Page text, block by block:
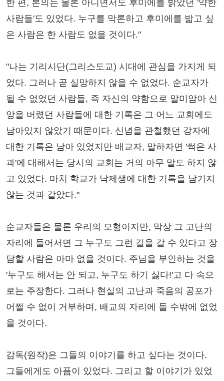
한 편, 본의는 물론 아니면서도 후미에를 밝았던 '약한
사람들'도 있었다. 누구를 막론하고 후미에를 밟고 싶
은 사람은 한 사람도 없을 것이다."
"나는 기리시단(그리스도교) 시대에 관심을 가지게 되
었다. 그러나 곧 실망하지 않을 수 없었다. 순교자가
될 수 없었던 사람들, 즉 자신의 약함으로 말미암아 신
앙을 버렸던 사람들에 대한 기록은 그 어느 교회에도
남아있지 않았기 때문이다. 신념을 관철했던 강자에
대한 기록은 남아 있었지만 배교자, 말하자면 '썩은 사
과'에 대해서는 당시의 교회는 거의 아무 말도 하지 않
고 있었다. 마치 학교가 낙제생에 대한 기록을 남기지
않는 것과 같았다."
순교자들은 물론 우리의 모형이지만, 막상 그 고난의
자리에 들어서면 그 누구도 그런 길을 갈 수 있다고 장
담할 사람은 아마 없을 것이다. 주님을 부인하는 것을
'누구도 해서는 안 되고, 누구도 하기 싫다!'고 다 속으
로는 주장한다. 그러나 현실의 고난과 죽음의 공포가
어쩔 수 없이 거부하며, 배교의 자리에 들 수밖에 없었
을 것이다.
감독(원작)은 그들의 이야기를 하고 싶다는 것이다.
그들에게도 아픔이 있었다. 그리고 할 이야기가 있었